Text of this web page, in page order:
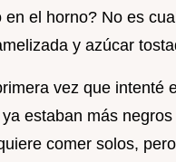
en el horno? No es
y azúcar
vez que intenté
estaban más
comer solos,